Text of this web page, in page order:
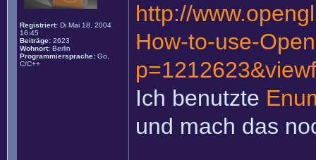
Registriert: Di Mai 18, 2004
16:45
Beiträge: 2623
Wohnort: Berlin
Programmiersprache: Go,
C/C++
http://
How-to-use-
Ich benutzte
und mach das